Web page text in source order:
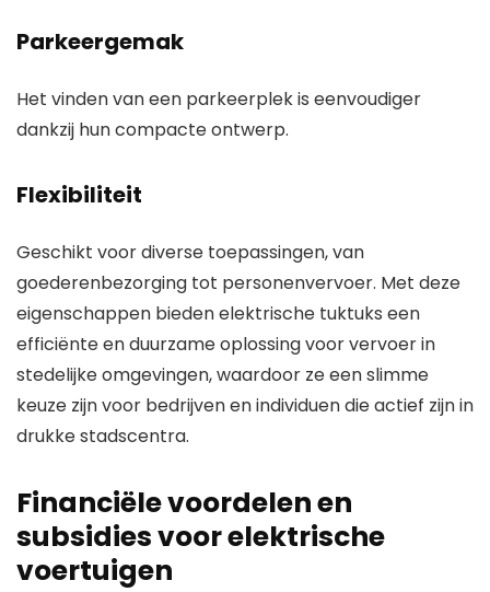
Parkeergemak
Het vinden van een parkeerplek is eenvoudiger
dankzij hun compacte ontwerp.
Flexibiliteit
Geschikt voor diverse toepassingen, van
goederenbezorging tot personenvervoer. Met deze
eigenschappen bieden elektrische tuktuks een
efficiënte en duurzame oplossing voor vervoer in
stedelijke omgevingen, waardoor ze een slimme
keuze zijn voor bedrijven en individuen die actief zijn in
drukke stadscentra.
Financiële voordelen en
subsidies voor elektrische
voertuigen